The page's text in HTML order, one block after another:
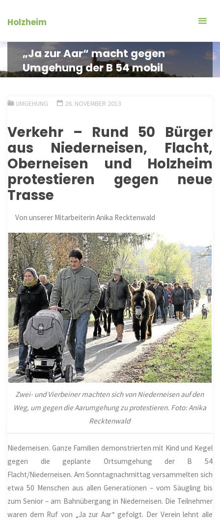
InhaltHolzheim
„Ja zur Aar“ macht gegen
Umgehung der B 54 mobil
UMGEHUNG 26. NOVEMBER 2013
Verkehr – Rund 50 Bürger
aus Niederneisen, Flacht,
Oberneisen und Holzheim
protestieren gegen neue
Trasse
Von unserer Mitarbeiterin Anika Recktenwald
Zwei- und Vierbeiner machten sich von Niederneisen auf den
Weg, um gegen die Aarumgehung zu protestieren. Foto: Anika
Recktenwald
Niederneisen. Ganze Familien demonstrierten mit Kind und Kegel
gegen die geplante Ortsumgehung der B 54
Flacht/Niederneisen. Am Sonntagnachmittag versammelten sich
etwa 50 Menschen aus allen Generationen – vom Säugling bis
zum Senior – am Bahnübergang in Niederneisen. Die Teilnehmer
waren dem Ruf von „Ja zur Aar“ gefolgt. Der Verein lehnt alle